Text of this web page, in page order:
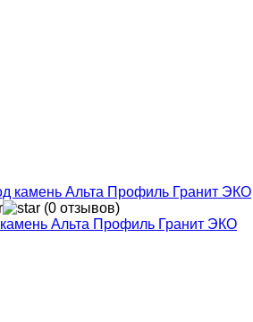
(0 отзывов)
Альта Профиль Гранит ЭКО